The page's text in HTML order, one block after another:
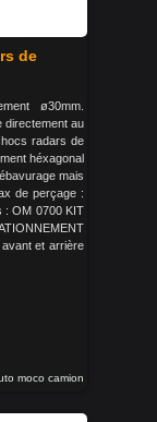
de
ø30mm.
directement au
radars de
héxagonal
mais
de perçage :
: OM 0700 KIT
et arrière
moco camion